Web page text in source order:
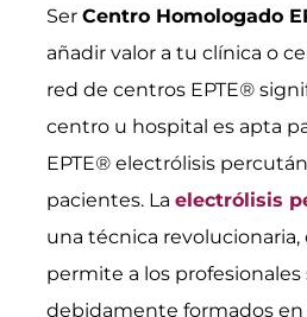
Ser Centro Homologado
añadir valor a tu clínica o
red de centros EPTE®
centro u hospital es apta
EPTE®electrólisis
pacientes. La electrólisis
una técnica revolucionaria,
permite a los profesionales
debidamente formados